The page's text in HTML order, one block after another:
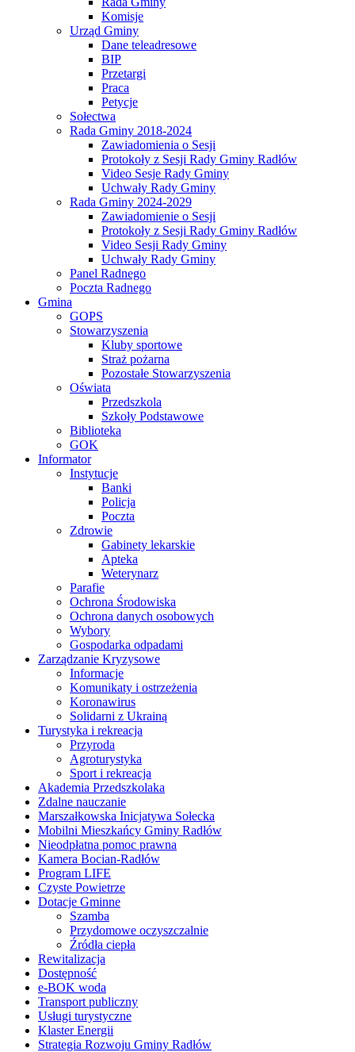
Komisje
Urząd Gminy
Dane teleadresowe
BIP
Przetargi
Praca
Petycje
Sołectwa
Rada Gminy 2018-2024
Zawiadomienia o Sesji
Protokoły z Sesji Rady Gminy Radłów
Video Sesje Rady Gminy
Uchwały Rady Gminy
Rada Gminy 2024-2029
Zawiadomienie o Sesji
Protokoły z Sesji Rady Gminy Radłów
Video Sesji Rady Gminy
Uchwały Rady Gminy
Panel Radnego
Poczta Radnego
Gmina
GOPS
Stowarzyszenia
Kluby sportowe
Straż pożarna
Pozostałe Stowarzyszenia
Oświata
Przedszkola
Szkoły Podstawowe
Biblioteka
GOK
Informator
Instytucje
Banki
Policja
Poczta
Zdrowie
Gabinety lekarskie
Apteka
Weterynarz
Parafie
Ochrona Środowiska
Ochrona danych osobowych
Wybory
Gospodarka odpadami
Zarządzanie Kryzysowe
Informacje
Komunikaty i ostrzeżenia
Koronawirus
Solidarni z Ukrainą
Turystyka i rekreacja
Przyroda
Agroturystyka
Sport i rekreacja
Akademia Przedszkolaka
Zdalne nauczanie
Marszałkowska Inicjatywa Sołecka
Mobilni Mieszkańcy Gminy Radłów
Nieodpłatna pomoc prawna
Kamera Bocian-Radłów
Program LIFE
Czyste Powietrze
Dotacje Gminne
Szamba
Przydomowe oczyszczalnie
Źródła ciepła
Rewitalizacja
Dostępność
e-BOK woda
Transport publiczny
Usługi turystyczne
Klaster Energii
Strategia Rozwoju Gminy Radłów